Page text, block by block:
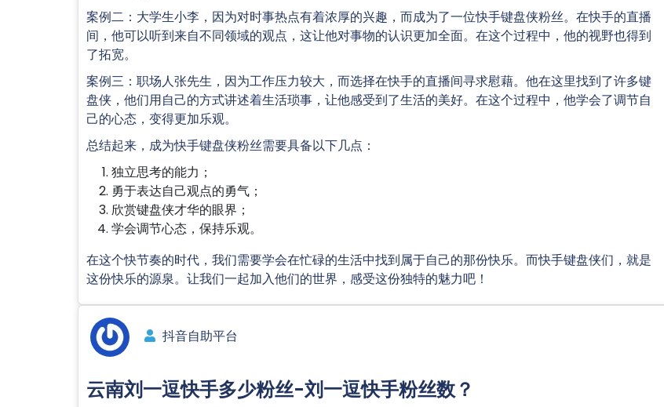
案例二：大学生小李，因为对时事热点有着浓厚的兴趣，而成为了一位快手键盘侠粉丝。在快手的直播
间，他可以听到来自不同领域的观点，这让他对事物的认识更加全面。在这个过程中，他的视野也得到
了拓宽。
案例三：职场人张先生，因为工作压力较大，而选择在快手的直播间寻求慰藉。他在这里找到了许多键
盘侠，他们用自己的方式讲述着生活琐事，让他感受到了生活的美好。在这个过程中，他学会了调节自
己的心态，变得更加乐观。
总结起来，成为快手键盘侠粉丝需要具备以下几点：
独立思考的能力；
勇于表达自己观点的勇气；
欣赏键盘侠才华的眼界；
学会调节心态，保持乐观。
在这个快节奏的时代，我们需要学会在忙碌的生活中找到属于自己的那份快乐。而快手键盘侠们，就是
这份快乐的源泉。让我们一起加入他们的世界，感受这份独特的魅力吧！
抖音自助平台
云南刘一逗快手多少粉丝-刘一逗快手粉丝数？